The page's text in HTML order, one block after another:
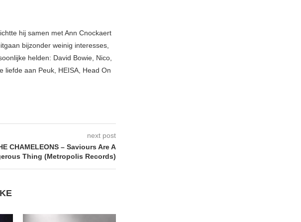
hij samen met Ann Cnockaert
bijzonder weinig interesses,
helden: David Bowie, Nico,
liefde aan Peuk, HEISA, Head On
next post
CHAMELEONS – Saviours Are A
Thing (Metropolis Records)